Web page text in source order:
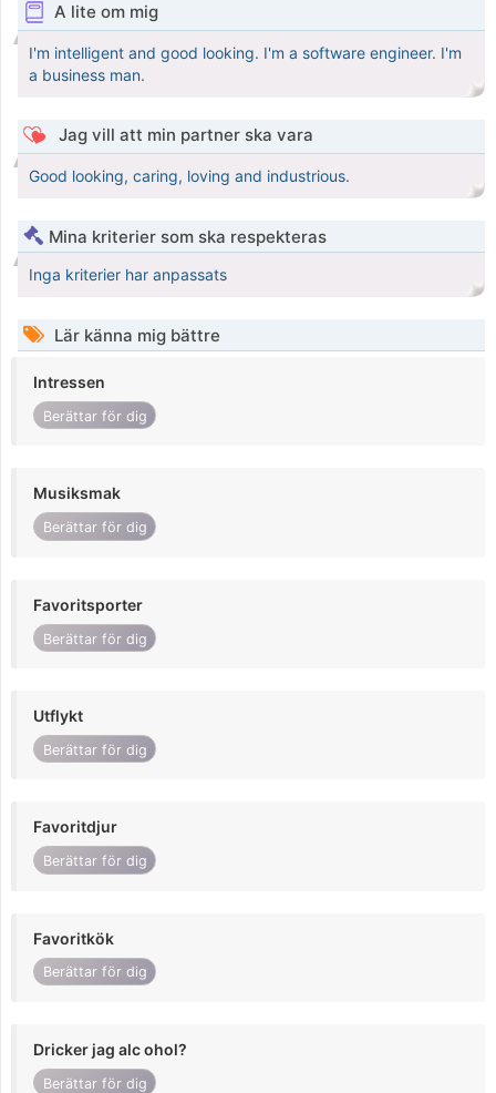
A lite om mig
I'm intelligent and good looking. I'm a software engineer. I'm
a business man.
Jag vill att min partner ska vara
Good looking, caring, loving and industrious.
Mina kriterier som ska respekteras
Inga kriterier har anpassats
Lär känna mig bättre
Intressen
Berättar för dig
Musiksmak
Berättar för dig
Favoritsporter
Berättar för dig
Utflykt
Berättar för dig
Favoritdjur
Berättar för dig
Favoritkök
Berättar för dig
Dricker jag alc ohol?
Berättar för dig